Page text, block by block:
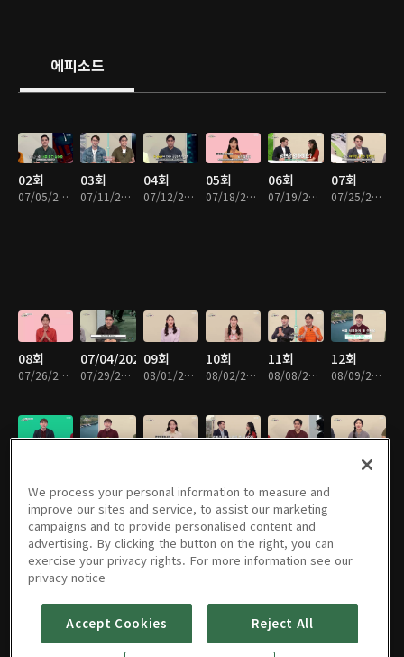
에피소드
02회
07/05/2020 • 30분
03회
07/11/2020 • 30분
04회
07/12/2020 • 30분
05회
07/18/2020 • 30분
06회
07/19/2020 • 30분
07회
07/25/2020 • 30분
08회
07/26/2020 • 30분
07/04/2020
07/29/2020 • 29분
09회
08/01/2020 • 30분
10회
08/02/2020 • 30분
11회
08/08/2020 • 30분
12회
08/09/2020 • 30분
08회
09/05/2020 • 30분
09회 17회 18회 19회 20회
We process your personal information to measure and
improve our sites and service, to assist our marketing
campaigns and to provide personalised content and
advertising. By clicking the button on the right, you can
exercise your privacy rights. For more information see our
privacy notice
Accept Cookies Reject All